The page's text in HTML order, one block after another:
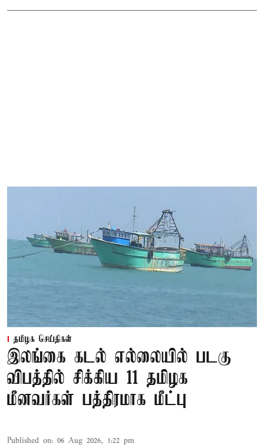
தமிழக செய்திகள்
இலங்கை கடல் எல்லையில் படகு
விபத்தில் சிக்கிய 11 தமிழக
மீனவர்கள் பத்திரமாக மீட்பு
Published on: 06 Aug 2026, 1:22 pm